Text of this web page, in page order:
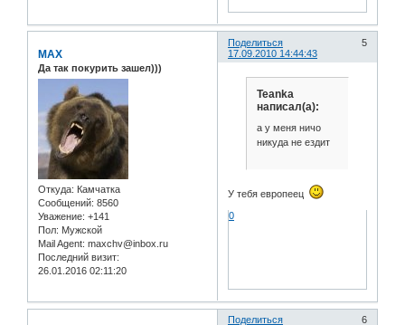
Поделиться
5
17.09.2010 14:44:43
MAX
Да так покурить зашел)))
Откуда: Камчатка
Сообщений: 8560
Уважение: +141
Пол: Мужской
Mail Agent: maxchv@inbox.ru
Последний визит:
26.01.2016 02:11:20
Teanka
написал(а):
а у меня ничо
никуда не ездит
У тебя европеец
0
Поделиться
6